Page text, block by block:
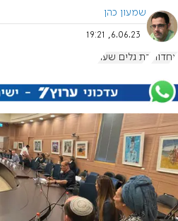
שמעון כהן
6.06.23, 19:21
אחדות בת גלים שער